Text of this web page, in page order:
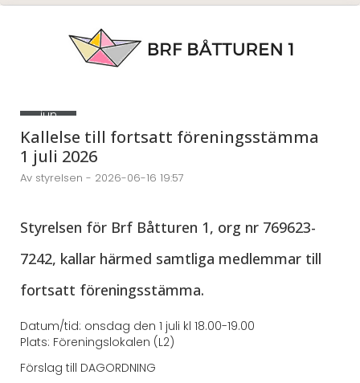
jun
2026
Kallelse till fortsatt föreningsstämma
1 juli 2026
Av styrelsen - 2026-06-16 19:57
Styrelsen för Brf Båtturen 1, org nr 769623-
7242, kallar härmed samtliga medlemmar till
fortsatt föreningsstämma.
Datum/tid: onsdag den 1 juli kl 18.00-19.00
Plats: Föreningslokalen (L2)
Förslag till DAGORDNING